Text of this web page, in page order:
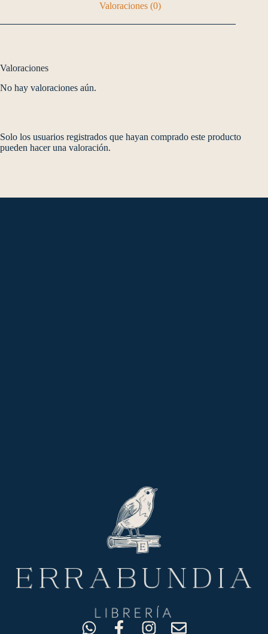
Valoraciones (0)
Valoraciones
No hay valoraciones aún.
Solo los usuarios registrados que hayan comprado este producto
pueden hacer una valoración.